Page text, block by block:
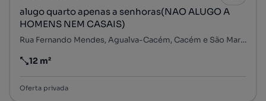
alugo quarto apenas a senhoras(NAO ALUGO A
HOMENS NEM CASAIS)
Rua Fernando Mendes, Agualva-Cacém, Cacém e São Marcos, Sintra, Lisboa
Preço por metro quadrado
12 m²
Oferta privada